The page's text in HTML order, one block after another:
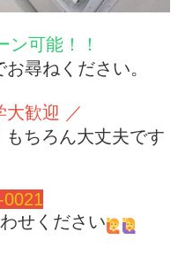
可能！！
尋ねください。
大歓迎 ／
もちろん大丈夫です
せください